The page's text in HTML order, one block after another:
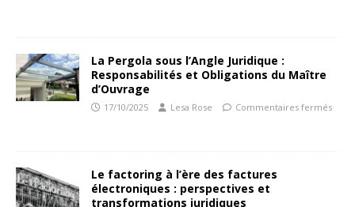
La Pergola sous l’Angle Juridique :
Responsabilités et Obligations du Maître
d’Ouvrage
17/10/2025 Lesa Rose Commentaires fermés
Le factoring à l’ère des factures
électroniques : perspectives et
transformations juridiques